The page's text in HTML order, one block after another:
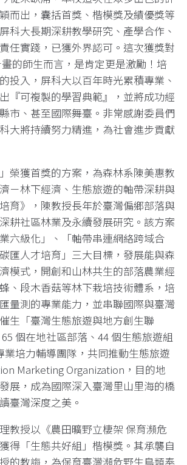
而出，囊括首獎、楷模獎及績優獎等
科大長期深耕教學研究、產學合作、
任實踐，已獲外界認可。這次獲獎對
的師生而言，是肯定更是激勵！培
投入，屏科大以百年時光累積專業、
『可複製的學習典範』，並將成功經
市、甚至國際舞臺。非常感謝委員們
大將持續努力精進，為社會進步貢獻
榮獲首獎的方案，為森林系陳美惠教
－林下經濟、生態旅遊的軸帶深耕與
育》，陳教授長年於臺灣偏鄉部落與
耕社區林業及永續發展研究。該方案
六級化」、「軸帶串連網絡跨域合
匯人才培育」三大目標，發展能與森
模式，開創和山林共生的部落農業經
、段木香菇等林下栽培技術體系，培
量測的專業能力，並串聯國際與臺灣
生「臺灣生態旅遊與地方創生聯
個在地社區部落、44 個生態旅遊組
業培力輔導團隊，共同推動生態旅遊
Marketing Organization，目的地
展，成為國際深入臺灣里山里海的橋
臺灣深度之美。
教授以《農田曠野立棲架 保育瀕危
得「生態共好組」楷模獎。其承襲自
的教誨，為保育臺灣瀕危野生鳥類奉